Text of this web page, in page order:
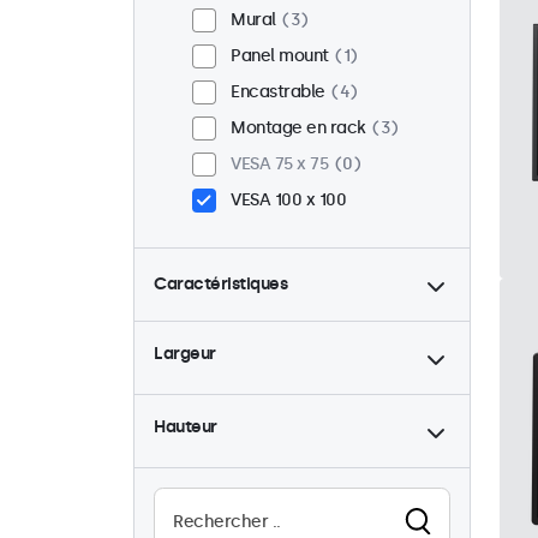
Mural
3
Panel mount
1
Encastrable
4
Montage en rack
3
VESA 75 x 75
0
VESA 100 x 100
Caractéristiques
4:3 / 5:4
1
Rétro-éclairage ajustable
Haute luminosité
Largeur
Hauteur